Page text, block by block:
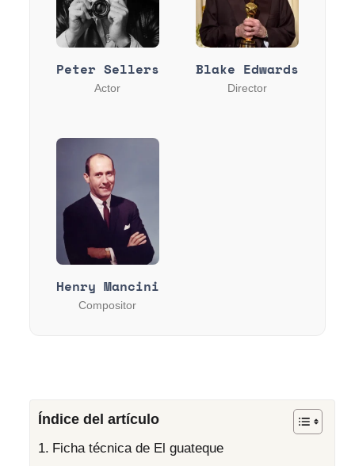
Peter Sellers
Actor
Blake Edwards
Director
Henry Mancini
Compositor
Índice del artículo
Ficha técnica de El guateque